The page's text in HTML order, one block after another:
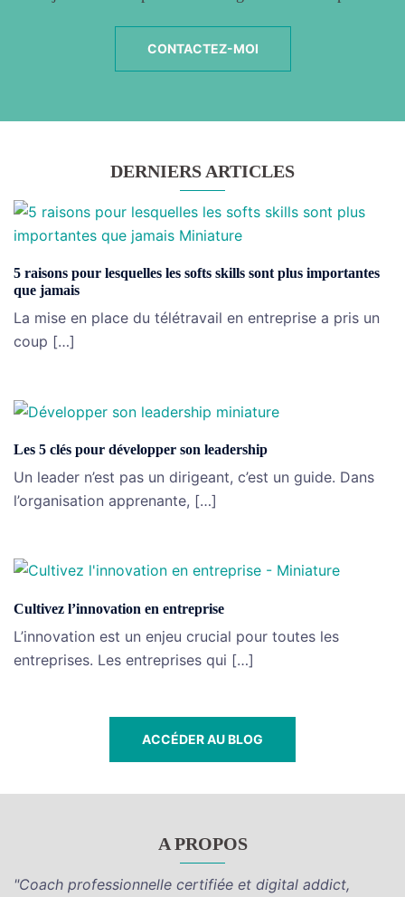
CONTACTEZ-MOI
DERNIERS ARTICLES
5 raisons pour lesquelles les softs skills sont plus importantes
que jamais
La mise en place du télétravail en entreprise a pris un
coup […]
Les 5 clés pour développer son leadership
Un leader n’est pas un dirigeant, c’est un guide. Dans
l’organisation apprenante, […]
Cultivez l’innovation en entreprise
L’innovation est un enjeu crucial pour toutes les
entreprises. Les entreprises qui […]
ACCÉDER AU BLOG
A PROPOS
"Coach professionnelle certifiée et digital addict,